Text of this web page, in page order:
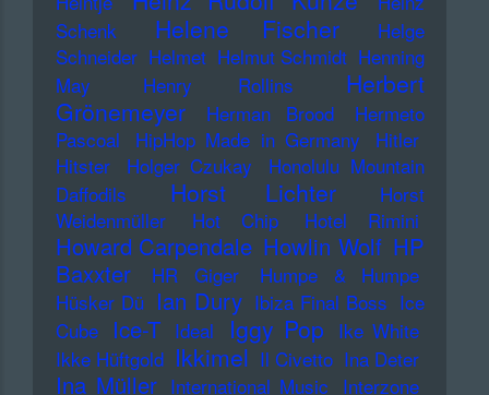
Schenk
Helene Fischer
Helge
Schneider Helmet Helmut Schmidt Henning
May
Henry Rollins
Herbert
Grönemeyer
Herman Brood
Hermeto
Pascoal
HipHop Made in Germany
Hitler
Hitster
Holger Czukay
Honolulu Mountain
Daffodils
Horst Lichter
Horst
Weidenmüller
Hot Chip Hotel Rimini
Howard Carpendale Howlin Wolf HP
Baxxter
HR Giger
Humpe & Humpe
Hüsker Dü Ian Dury Ibiza Final Boss Ice
Cube
Ice-T Ideal Iggy Pop Ike White
Ikke Hüftgold Ikkimel Il Civetto Ina Deter
Ina Müller International Music Interzone